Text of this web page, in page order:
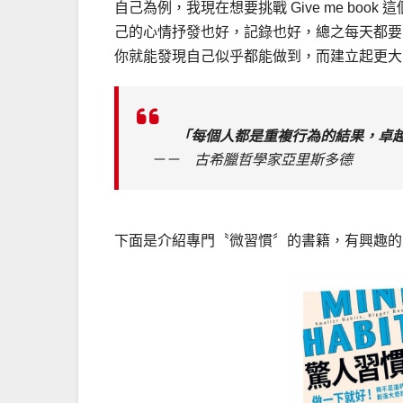
自己為例，我現在想要挑戰 Give me book
己的心情抒發也好，記錄也好，總之每天都
你就能發現自己似乎都能做到，而建立起更
「每個人都是重複行為的結果，
－－ 古希臘哲學家亞里斯多德
下面是介紹專門〝微習慣〞的書籍，有興趣